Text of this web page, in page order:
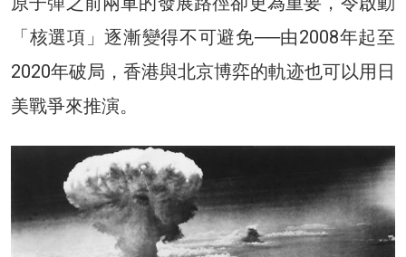
「核選項」逐漸變得不可避免──由2008年起至
2020年破局，香港與北京博弈的軌迹也可以用日
美戰爭來推演。